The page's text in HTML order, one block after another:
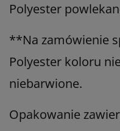
Polyester
**Na zamówienie
Polyester koloru
niebarwione.
Opakowanie